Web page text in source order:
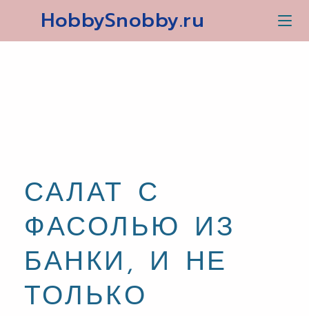
HobbySnobby.ru
САЛАТ С
ФАСОЛЬЮ ИЗ
БАНКИ, И НЕ
ТОЛЬКО